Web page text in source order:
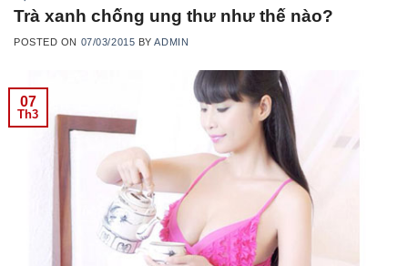
Trà xanh chống ung thư như thế nào?
POSTED ON 07/03/2015 BYADMIN
07
Th3